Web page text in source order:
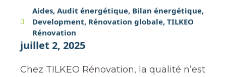
Aides, Audit énergétique, Bilan énergétique,
Development, Rénovation globale, TILKEO
Rénovation
juillet 2, 2025
Chez TILKEO Rénovation, la qualité n’est